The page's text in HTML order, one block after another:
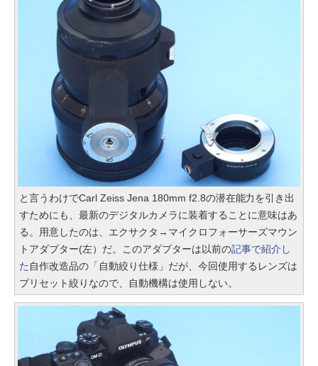
と言うわけでCarl Zeiss Jena 180mm f2.8の潜在能力を引き出
すためにも、最新のデジタルカメラに装着することに意味はあ
る。用意したのは、エクサクタ→マイクロフォーサーズマウン
トアダプター(左）だ。このアダプターは以前の記事で紹介し
た 自作改造品の「自動絞り仕様」だが、今回使用するレンズは
プリセット絞りなので、自動機構は使用しない。